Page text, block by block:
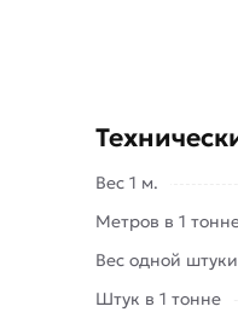
Вес 1 м.
Метров в 1
Вес одной
Штук в 1 тонне